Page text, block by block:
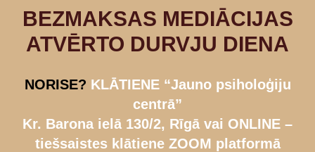
BEZMAKSAS MEDIĀCIJAS
ATVĒRTO DURVJU DIENA
NORISE? KLĀTIENE “Jauno psiholoģiju
centrā”
Kr. Barona ielā 130/2, Rīgā vai ONLINE –
tiešsaistes klātiene ZOOM platformā